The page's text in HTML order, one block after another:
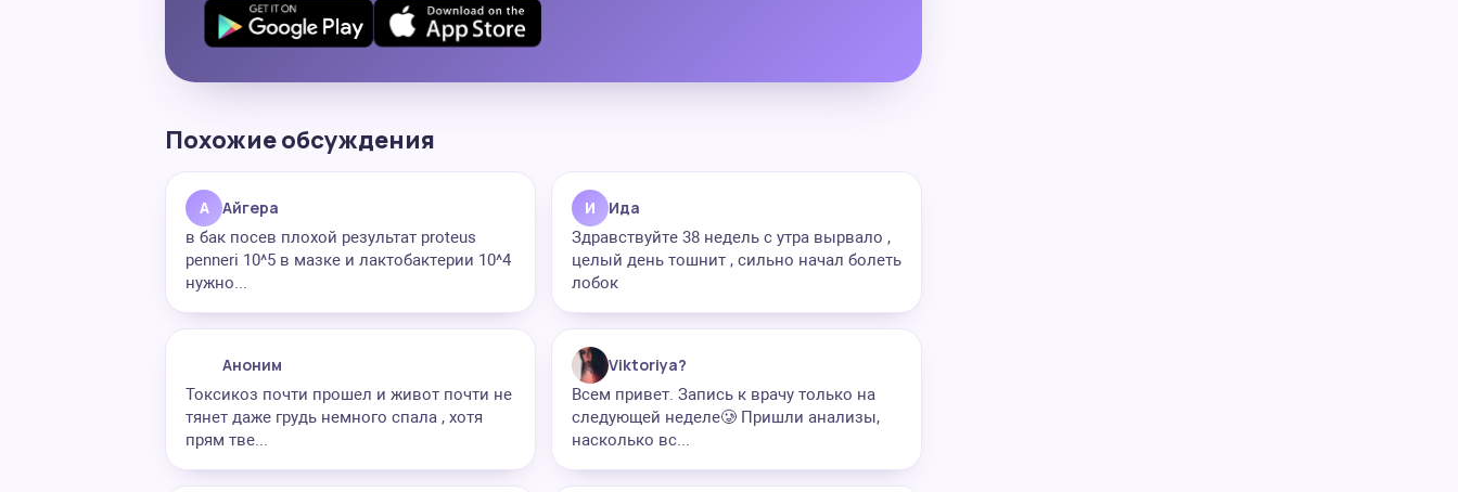
Похожие обсуждения
А Айгера
в бак посев плохой результат proteus
penneri 10^5 в мазке и лактобактерии 10^4
нужно...
И Ида
Здравствуйте 38 недель с утра вырвало ,
целый день тошнит , сильно начал болеть
лобок
Аноним
Токсикоз почти прошел и живот почти не
тянет даже грудь немного спала , хотя
прям тве...
Viktoriya?
Всем привет. Запись к врачу только на
следующей неделе🥲 Пришли анализы,
насколько вс...